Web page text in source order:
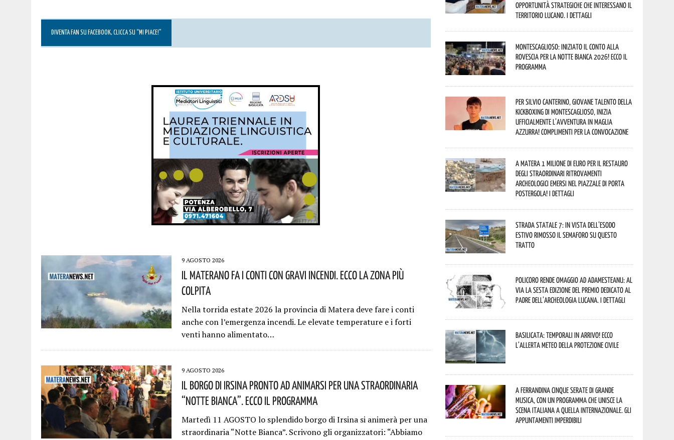
DIVENTA FAN SU FACEBOOK, CLICCA SU “MI PIACE!”
9 AGOSTO 2026
Il Materano Fa I Conti Con Gravi Incendi. Ecco La Zona Più
Colpita
Nella torrida estate 2026 la provincia di Matera deve fare i conti
anche con l’emergenza incendi. Le elevate temperature e i forti
venti hanno alimentato…
9 AGOSTO 2026
Il Borgo Di Irsina Pronto Ad Animarsi Per Una Straordinaria
“Notte Bianca”. Ecco Il Programma
Martedì 11 AGOSTO lo splendido borgo di Irsina si animerà per una
straordinaria “Notte Bianca”. Scrivono gli organizzatori: “Abbiamo
opportunità strategiche che interessano il
territorio lucano. I dettagli
Montescaglioso: iniziato il conto alla
rovescia per la Notte Bianca 2026! Ecco il
programma
Per Silvio Canterino, giovane talento della
kickboxing di Montescaglioso, inizia
ufficialmente l’avventura in maglia
azzurra! Complimenti per la convocazione
A Matera 1 milione di euro per il restauro
degli straordinari ritrovamenti
archeologici emersi nel piazzale di Porta
Postergola! I dettagli
Strada statale 7: in vista dell’esodo
estivo rimosso il semaforo su questo
tratto
Policoro rende omaggio ad Adamesteanu: al
via la sesta edizione del Premio dedicato al
padre dell’archeologia lucana. I dettagli
Basilicata: temporali in arrivo! Ecco
l’allerta meteo della Protezione civile
A Ferrandina cinque serate di grande
musica, con un programma che unisce la
scena italiana a quella internazionale. Gli
appuntamenti imperdibili